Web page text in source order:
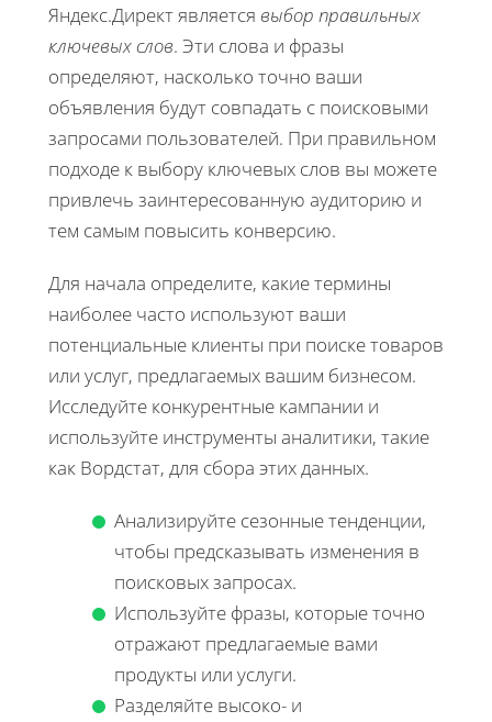
Яндекс.Директ является выбор правильных
ключевых слов. Эти слова и фразы
определяют, насколько точно ваши
объявления будут совпадать с поисковыми
запросами пользователей. При правильном
подходе к выбору ключевых слов вы можете
привлечь заинтересованную аудиторию и
тем самым повысить конверсию.
Для начала определите, какие термины
наиболее часто используют ваши
потенциальные клиенты при поиске товаров
или услуг, предлагаемых вашим бизнесом.
Исследуйте конкурентные кампании и
используйте инструменты аналитики, такие
как Вордстат, для сбора этих данных.
Анализируйте сезонные тенденции,
чтобы предсказывать изменения в
поисковых запросах.
Используйте фразы, которые точно
отражают предлагаемые вами
продукты или услуги.
Разделяйте высоко- и